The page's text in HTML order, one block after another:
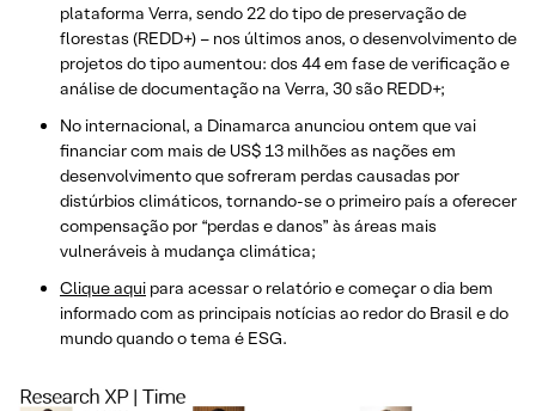
plataforma Verra, sendo 22 do tipo de preservação de
florestas (REDD+) – nos últimos anos, o desenvolvimento de
projetos do tipo aumentou: dos 44 em fase de verificação e
análise de documentação na Verra, 30 são REDD+;
No internacional, a Dinamarca anunciou ontem que vai
financiar com mais de US$ 13 milhões as nações em
desenvolvimento que sofreram perdas causadas por
distúrbios climáticos, tornando-se o primeiro país a oferecer
compensação por “perdas e danos” às áreas mais
vulneráveis ​​à mudança climática;
Clique aqui para acessar o relatório e começar o dia bem
informado com as principais notícias ao redor do Brasil e do
mundo quando o tema é ESG.